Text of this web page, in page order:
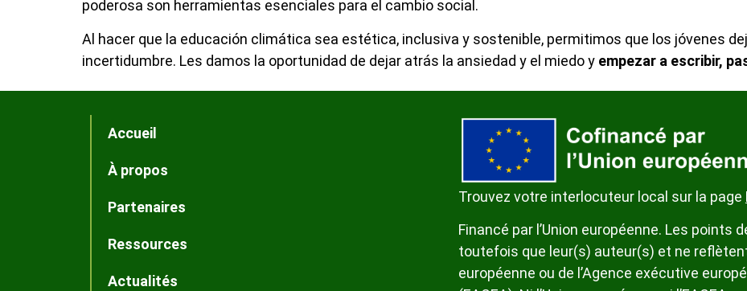
poderosa son herramientas esenciales para el cambio social.
Al hacer que la educación climática sea estética, inclusiva y sostenible, permitimos que los jóvenes
incertidumbre. Les damos la oportunidad de dejar atrás la ansiedad y el miedo y empezar a escribir,
Accueil
À propos
Partenaires
Ressources
Actualités
Trouvez votre interlocuteur local sur la page
Financé par l’Union européenne. Les points
toutefois que leur(s) auteur(s) et ne
européenne ou de l’Agence exécutive